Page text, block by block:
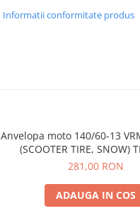
Informatii conformitate produs
Anvelopa moto 140/60-13
(SCOOTER TIRE, SNOW)
Rubber, Made in
281,00 RON
ADAUGA IN COS